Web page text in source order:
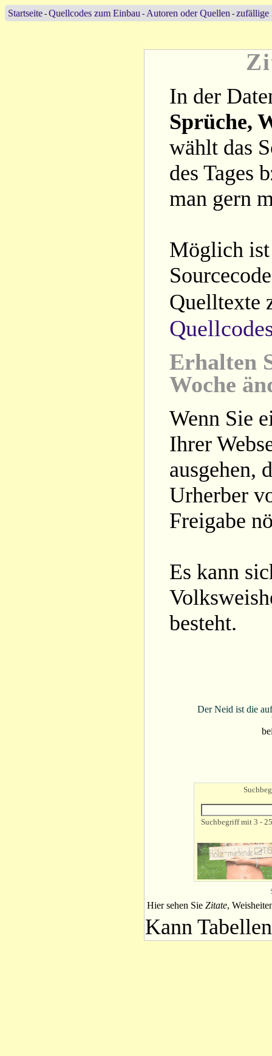
Startseite - Quellcodes zum Einbau - Autoren oder Quellen - zufällige
In der
Sprüche,
wählt das
des Tages
man gern
Möglich ist
Quelltexte
Erhalten
Woche
Wenn Sie
Ihrer
ausgehen,
Urherber
Freigabe
Es kann
besteht.
Der Neid ist die
Suchbegriff mit 3 -
Hier sehen Sie Zitate,
Kann